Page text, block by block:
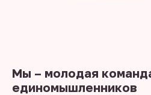
Мы – молодая
единомышленников